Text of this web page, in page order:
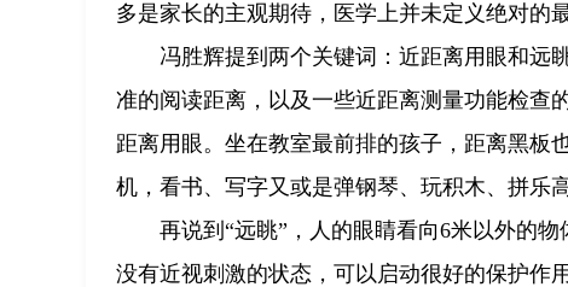
多是家长的主观期待，医学上并未定义绝对的
冯胜辉提到两个关键词：近距离用眼和远
准的阅读距离，以及一些近距离测量功能检查
距离用眼。坐在教室最前排的孩子，距离黑板
机，看书、写字又或是弹钢琴、玩积木、拼乐
再说到“远眺”，人的眼睛看向6米以外的
没有近视刺激的状态，可以启动很好的保护作